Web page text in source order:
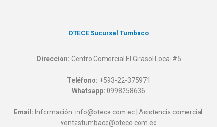
OTECE Sucursal Tumbaco
Dirección: Centro Comercial El Girasol Local #5
Teléfono: +593-22-375971
Whatsapp: 0998258636
Email: Información: info@otece.com.ec | Asistencia comercial:
ventastumbaco@otece.com.ec